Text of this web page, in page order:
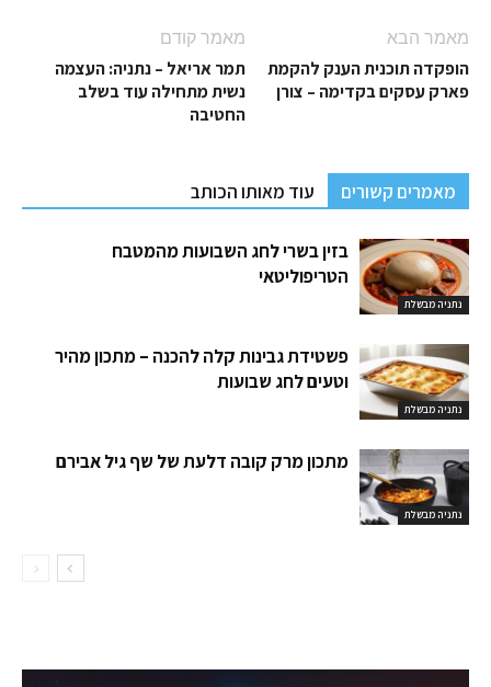
מאמר קודם
תמר אריאל – נתניה: העצמה
נשית מתחילה עוד בשלב
החטיבה
מאמר הבא
הופקדה תוכנית הענק להקמת
פארק עסקים בקדימה – צורן
מאמרים קשורים עוד מאותו הכותב
נתניה מבשלת
בזין בשרי לחג השבועות מהמטבח
הטריפוליטאי
נתניה מבשלת
פשטידת גבינות קלה להכנה – מתכון מהיר
וטעים לחג שבועות
נתניה מבשלת
מתכון מרק קובה דלעת של שף גיל אבירם